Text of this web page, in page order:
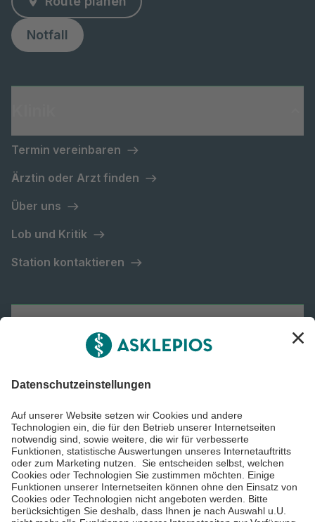
Notfall
Termin vereinbaren
Ärztin oder Arzt finden
Über uns
Lob und Kritik
Station kontaktieren
Asklepios Gruppe